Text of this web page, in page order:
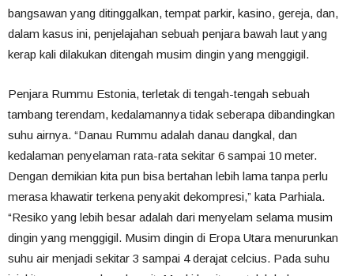
bangsawan yang ditinggalkan, tempat parkir, kasino, gereja, dan,
dalam kasus ini, penjelajahan sebuah penjara bawah laut yang
kerap kali dilakukan ditengah musim dingin yang menggigil.
Penjara Rummu Estonia, terletak di tengah-tengah sebuah
tambang terendam, kedalamannya tidak seberapa dibandingkan
suhu airnya. “Danau Rummu adalah danau dangkal, dan
kedalaman penyelaman rata-rata sekitar 6 sampai 10 meter.
Dengan demikian kita pun bisa bertahan lebih lama tanpa perlu
merasa khawatir terkena penyakit dekompresi,” kata Parhiala.
“Resiko yang lebih besar adalah dari menyelam selama musim
dingin yang menggigil. Musim dingin di Eropa Utara menurunkan
suhu air menjadi sekitar 3 sampai 4 derajat celcius. Pada suhu